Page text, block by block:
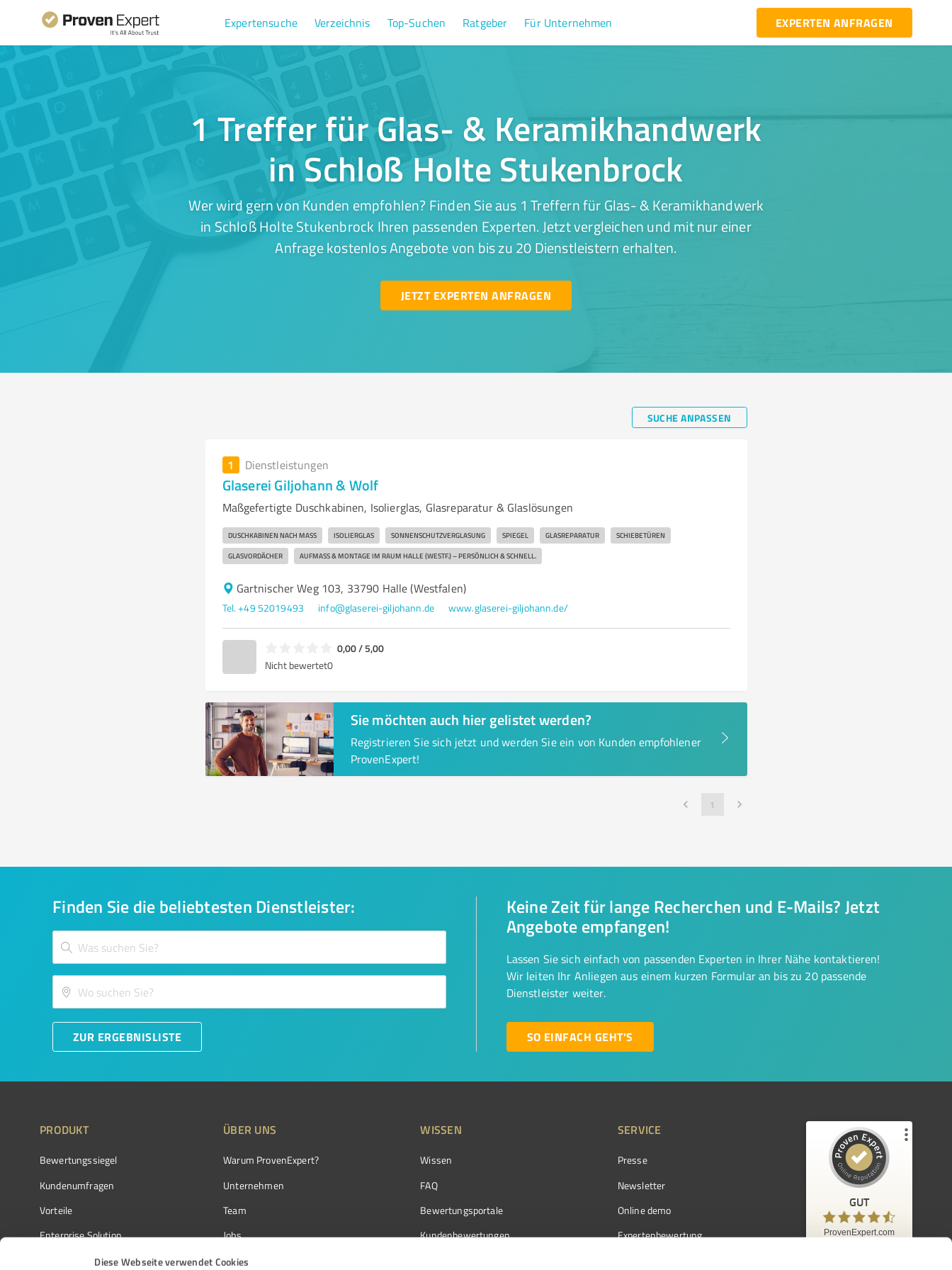
Diese Webseite verwendet Cookies
Expertensuche Verzeichnis Top-Suchen Ratgeber Für Unternehmen EXPERTEN ANFRAGEN
1 Treffer für Glas- & Keramikhandwerk
in Schloß Holte Stukenbrock
Wer wird gern von Kunden empfohlen? Finden Sie aus 1 Treffern für Glas- & Keramikhandwerk
in Schloß Holte Stukenbrock Ihren passenden Experten. Jetzt vergleichen und mit nur einer
Anfrage kostenlos Angebote von bis zu 20 Dienstleistern erhalten.
JETZT EXPERTEN ANFRAGEN
SUCHE ANPASSEN
1 Dienstleistungen
Glaserei Giljohann & Wolf
Maßgefertigte Duschkabinen, Isolierglas, Glasreparatur & Glaslösungen
DUSCHKABINEN NACH MASS ISOLIERGLAS SONNENSCHUTZVERGLASUNG SPIEGEL GLASREPARATUR SCHIEBETÜREN
GLASVORDÄCHER AUFMASS & MONTAGE IM RAUM HALLE (WESTF.) – PERSÖNLICH & SCHNELL.
Gartnischer Weg 103, 33790 Halle (Westfalen)
Tel. +49 52019493 info@glaserei-giljohann.de www.glaserei-giljohann.de/
0,00 / 5,00
Nicht bewertet0
Sie möchten auch hier gelistet werden?
Registrieren Sie sich jetzt und werden Sie ein von Kunden empfohlener
ProvenExpert!
1
Finden Sie die beliebtesten Dienstleister:
ZUR ERGEBNISLISTE
Keine Zeit für lange Recherchen und E-Mails? Jetzt
Angebote empfangen!
Lassen Sie sich einfach von passenden Experten in Ihrer Nähe kontaktieren!
Wir leiten Ihr Anliegen aus einem kurzen Formular an bis zu 20 passende
Dienstleister weiter.
SO EINFACH GEHT'S
PRODUKT
Bewertungssiegel
Kundenumfragen
Vorteile
Enterprise Solution
Partnerprogramm
ÜBER UNS
Warum ProvenExpert?
Unternehmen
Team
Jobs
Kundenstimmen
WISSEN
Wissen
FAQ
Bewertungsportale
Kundenbewertungen
SERVICE
Presse
Newsletter
Online demo
Expertenbewertung
GUT
ProvenExpert.com
Kundenbewertungen und Erfahrungen zu
ProvenExpert.com
97
%
Empfehlungen auf
ProvenExpert.com
4,42
/
5,00